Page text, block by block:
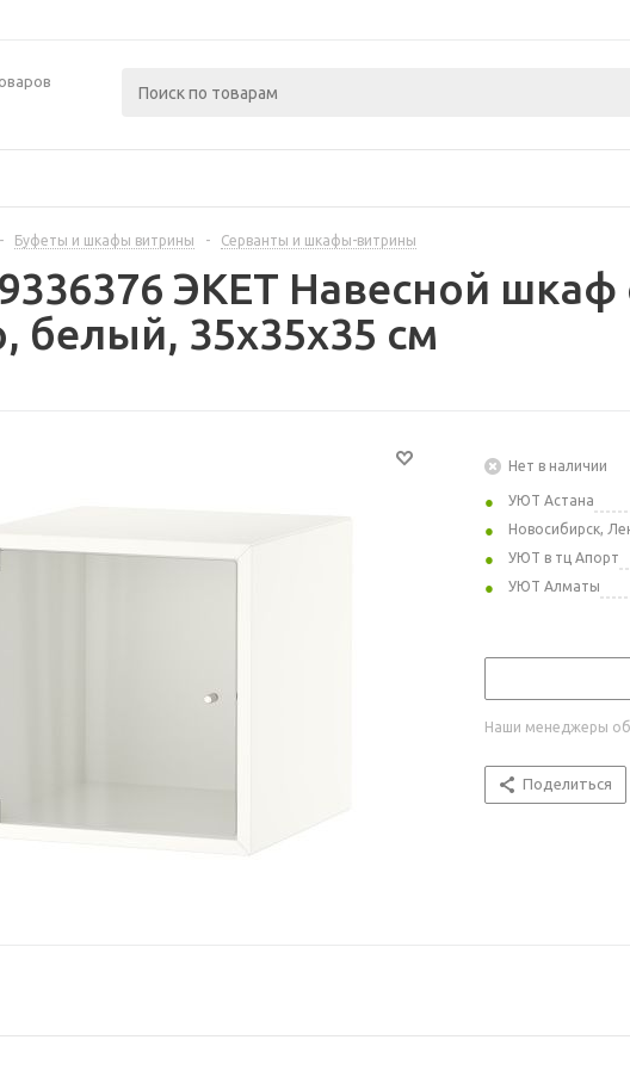
- Буфеты и шкафы витрины - Серванты и шкафы-витрины
ЭКЕТ Навесной шкаф
белый, 35x35x35 см
Нет в наличии
УЮТ Астана
Новосибирск,
УЮТ в тц Апорт
УЮТ Алматы
Наши менеджеры
Поделиться